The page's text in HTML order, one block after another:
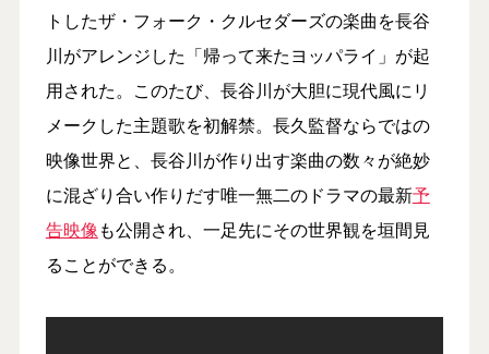
トしたザ・フォーク・クルセダーズの楽曲を長谷
川がアレンジした「帰って来たヨッパライ」が起
用された。このたび、長谷川が大胆に現代風にリ
メークした主題歌を初解禁。長久監督ならではの
映像世界と、長谷川が作り出す楽曲の数々が絶妙
に混ざり合い作りだす唯一無二のドラマの最新予
告映像も公開され、一足先にその世界観を垣間見
ることができる。